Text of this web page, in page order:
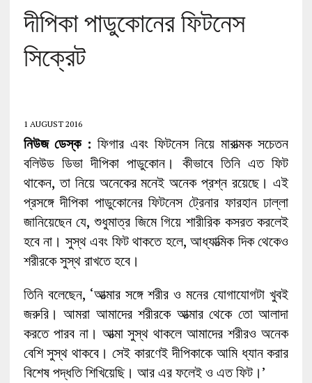
দীপিকা পাডুকোনের ফিটনেস
সিক্রেট
1 AUGUST 2016
নিউজ ডেস্ক :ফিগার এবং ফিটনেস নিয়ে মারাত্মক সচেতন
বলিউড ডিভা দীপিকা পাডুকোন। কীভাবে তিনি এত ফিট
থাকেন, তা নিয়ে অনেকের মনেই অনেক প্রশ্ন রয়েছে। এই
প্রসঙ্গে দীপিকা পাডুকোনের ফিটনেস ট্রেনার ফারহান ঢাল্লা
জানিয়েছেন যে, শুধুমাত্র জিমে গিয়ে শারীরিক কসরত করলেই
হবে না। সুস্থ এবং ফিট থাকতে হলে, আধ্যাত্মিক দিক থেকেও
শরীরকে সুস্থ রাখতে হবে।
তিনি বলেছেন, ‘আত্মার সঙ্গে শরীর ও মনের যোগাযোগটা খুবই
জরুরি। আমরা আমাদের শরীরকে আত্মার থেকে তো আলাদা
করতে পারব না। আত্মা সুস্থ থাকলে আমাদের শরীরও অনেক
বেশি সুস্থ থাকবে। সেই কারণেই দীপিকাকে আমি ধ্যান করার
বিশেষ পদ্ধতি শিখিয়েছি। আর এর ফলেই ও এত ফিট।’